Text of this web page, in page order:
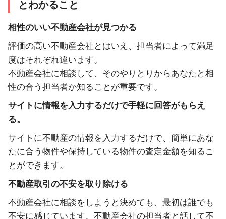
とわかること
相性のいい不動産会社が見つかる
評価の高い不動産会社とはいえ、担当者によって満足
度はそれぞれ違います。
不動産会社に相談して、そのやりとりからあなたと相
性の合う担当者か知ることが重要です。
サイトに情報を入力するだけで手軽に回答がもらえ
る。
サイトに不動産の情報を入力するだけで、簡単にあな
たに合う物件や保持している物件の査定金額を知るこ
とができます。
不動産取引の不安を取り除ける
不動産会社に相談をしようと決めても、最初は誰でも
不安に感じています。不動産会社の担当者と話して不